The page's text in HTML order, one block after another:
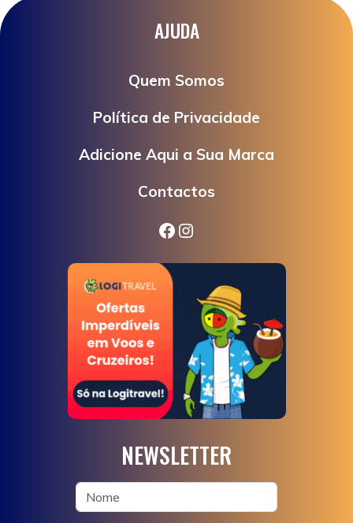
AJUDA
Quem Somos
Política de Privacidade
Adicione Aqui a Sua Marca
Contactos
Facebook
Instagram
NEWSLETTER
PRONTO PARA POUPAR?